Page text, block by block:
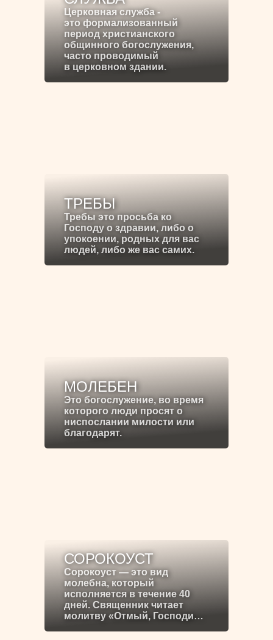
Церковная служба -
это формализованный
период христианского
общинного богослужения,
часто проводимый
в церковном здании.
ТРЕБЫ
Требы это просьба ко
Господу о здравии, либо о
упокоении, родных для вас
людей, либо же вас самих.
МОЛЕБЕН
Это богослужение, во время
которого люди просят о
ниспослании милости или
благодарят.
СОРОКОУСТ
Сорокоуст — это вид
молебна, который
исполняется в течение 40
дней. Священник читает
молитву «Отмый, Господи…